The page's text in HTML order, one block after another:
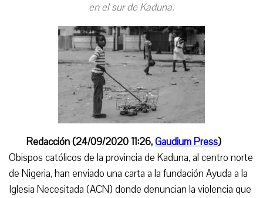
en el sur de Kaduna.
Redacción (24/09/2020 11:26,Gaudium Press)
Obispos católicos de la provincia de Kaduna, al centro norte
de Nigeria, han enviado una carta a la fundación Ayuda a la
Iglesia Necesitada (ACN) donde denuncian la violencia que